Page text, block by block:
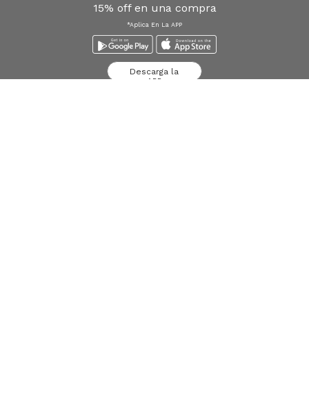
15% off en una compra
*Aplica En La APP
Descarga la
APP